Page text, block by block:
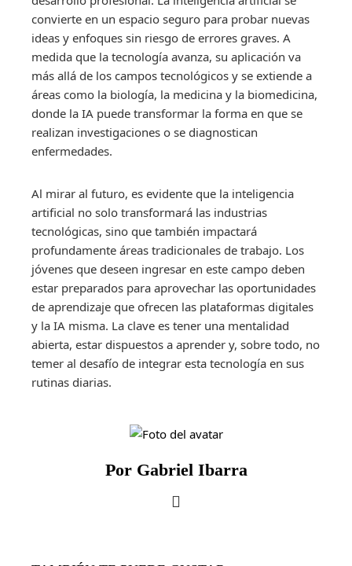
convierte en un espacio seguro para probar nuevas
ideas y enfoques sin riesgo de errores graves. A
medida que la tecnología avanza, su aplicación va
más allá de los campos tecnológicos y se extiende a
áreas como la biología, la medicina y la biomedicina,
donde la IA puede transformar la forma en que se
realizan investigaciones o se diagnostican
enfermedades.
Al mirar al futuro, es evidente que la inteligencia
artificial no solo transformará las industrias
tecnológicas, sino que también impactará
profundamente áreas tradicionales de trabajo. Los
jóvenes que deseen ingresar en este campo deben
estar preparados para aprovechar las oportunidades
de aprendizaje que ofrecen las plataformas digitales
y la IA misma. La clave es tener una mentalidad
abierta, estar dispuestos a aprender y, sobre todo, no
temer al desafío de integrar esta tecnología en sus
rutinas diarias.
Por Gabriel Ibarra